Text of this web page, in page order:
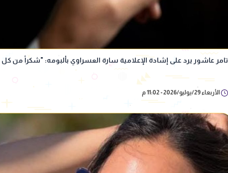
تامر عاشور يرد على إشادة الإعلامية سارة العسراوي بألبومه: "شكراً من كل
الأربعاء 29/يوليو/2026 - 11:02 م